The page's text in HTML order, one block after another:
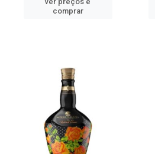
comprar